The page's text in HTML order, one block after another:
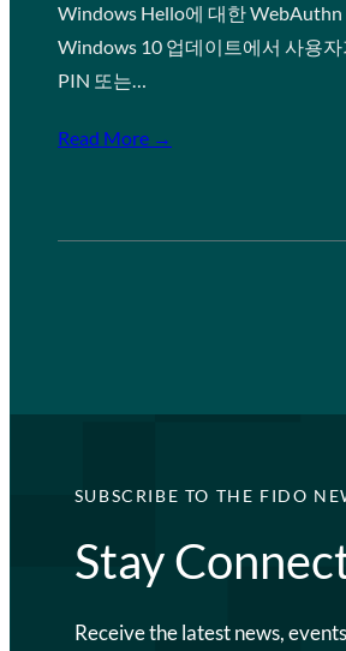
Windows Hello에 대한 WebAuthn
Windows 10 업데이트에서 사용자
PIN 또는…
Read More →
SUBSCRIBE TO THE FIDO
Stay
Receive the latest news,